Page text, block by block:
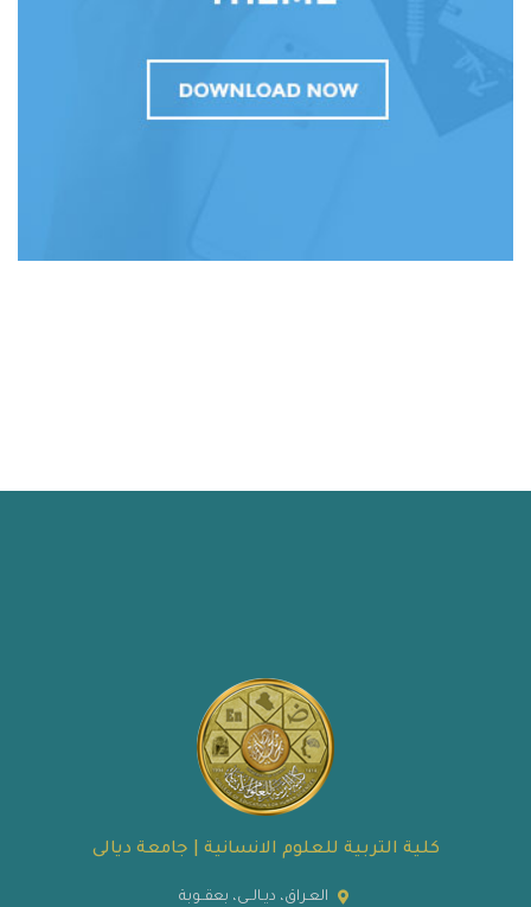
كلية التربية للعلوم الانسانية | جامعة ديالى
العـراق، ديـالــى، بعقــوبة